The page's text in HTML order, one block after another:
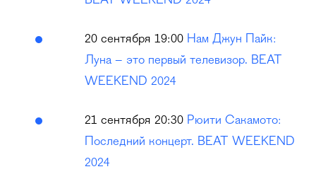
20 сентября 19:00 Нам Джун Пайк:
Луна – это первый телевизор. BEAT
WEEKEND 2024
21 сентября 20:30 Рюити Сакамото:
Последний концерт. BEAT WEEKEND
2024